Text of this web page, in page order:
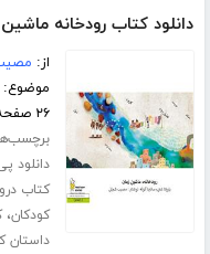
دانلود کتاب رودخانه
از:
۲۶ صفحه
دانلود
کتاب
کودکان،
داستان